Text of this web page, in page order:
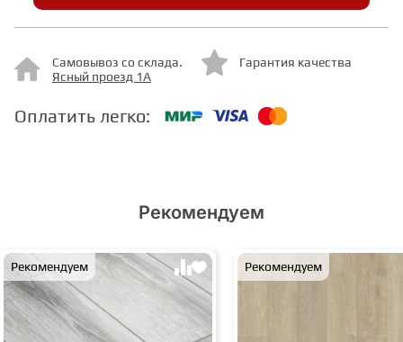
ЛАМИНАТ MSPC
Самовывоз со склада.
Ясный проезд 1А
Гарантия качества
Оплатить легко:
Рекомендуем
Рекомендуем Рекомендуем